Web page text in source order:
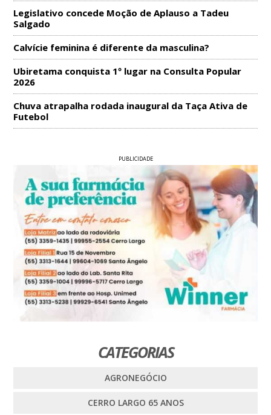
Legislativo concede Moção de Aplauso a Tadeu
Salgado
Calvície feminina é diferente da masculina?
Ubiretama conquista 1º lugar na Consulta Popular
2026
Chuva atrapalha rodada inaugural da Taça Ativa de
Futebol
PUBLICIDADE
CATEGORIAS
AGRONEGÓCIO
CERRO LARGO 65 ANOS